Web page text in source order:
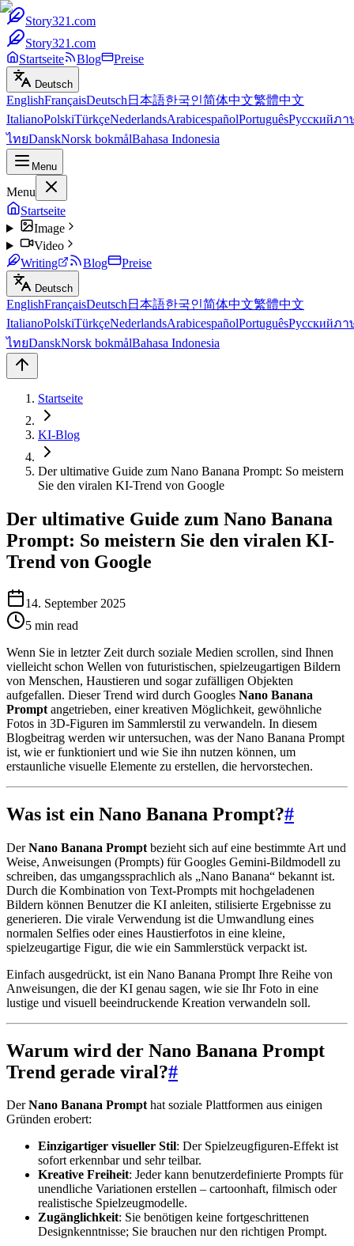
Story321.com
Story321.com
Startseite
Blog Preise
Deutsch
EnglishFrançaisDeutsch 日本語한국인简体中文繁體中文
ItalianoPolskiTürkçeNederlandsArabicespañolPortuguêsРусскийภา
ไทยDanskNorsk bokmålBahasa Indonesia
Menu
Menu
Startseite
Image
Video
Writing
Blog Preise
Deutsch
EnglishFrançaisDeutsch 日本語한국인简体中文繁體中文
ItalianoPolskiTürkçeNederlandsArabicespañolPortuguêsРусскийภา
ไทยDanskNorsk bokmålBahasa Indonesia
Startseite
KI-Blog
Der ultimative Guide zum Nano Banana Prompt: So meistern
Sie den viralen KI-Trend von Google
Der ultimative Guide zum Nano Banana
Prompt: So meistern Sie den viralen KI-
Trend von Google
14. September 2025
5 min read
Wenn Sie in letzter Zeit durch soziale Medien scrollen, sind Ihnen
vielleicht schon Wellen von futuristischen, spielzeugartigen Bildern
von Menschen, Haustieren und sogar zufälligen Objekten
aufgefallen. Dieser Trend wird durch Googles Nano Banana
Prompt angetrieben, einer kreativen Möglichkeit, gewöhnliche
Fotos in 3D-Figuren im Sammlerstil zu verwandeln. In diesem
Blogbeitrag werden wir untersuchen, was der Nano Banana Prompt
ist, wie er funktioniert und wie Sie ihn nutzen können, um
erstaunliche visuelle Elemente zu erstellen, die hervorstechen.
Was ist ein Nano Banana Prompt?#
DerNano Banana Prompt bezieht sich auf eine bestimmte Art und
Weise, Anweisungen (Prompts) für Googles Gemini-Bildmodell zu
schreiben, das umgangssprachlich als „Nano Banana“ bekannt ist.
Durch die Kombination von Text-Prompts mit hochgeladenen
Bildern können Benutzer die KI anleiten, stilisierte Ergebnisse zu
generieren. Die virale Verwendung ist die Umwandlung eines
normalen Selfies oder eines Haustierfotos in eine kleine,
spielzeugartige Figur, die wie ein Sammlerstück verpackt ist.
Einfach ausgedrückt, ist ein Nano Banana Prompt Ihre Reihe von
Anweisungen, die der KI genau sagen, wie sie Ihr Foto in eine
lustige und visuell beeindruckende Kreation verwandeln soll.
Warum wird der Nano Banana Prompt
Trend gerade viral?#
DerNano Banana Prompthat soziale Plattformen aus einigen
Gründen erobert:
Einzigartiger visueller Stil: Der Spielzeugfiguren-Effekt ist
sofort erkennbar und sehr teilbar.
Kreative Freiheit: Jeder kann benutzerdefinierte Prompts für
unendliche Variationen erstellen – cartoonhaft, filmisch oder
realistische Spielzeugmodelle.
Zugänglichkeit: Sie benötigen keine fortgeschrittenen
Designkenntnisse; Sie brauchen nur den richtigen Prompt.